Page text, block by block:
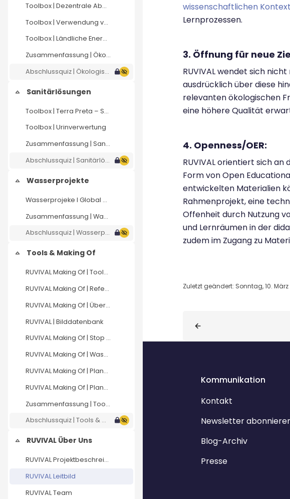
Toolbox | Dezentrale Abwasseraufbereitung
Toolbox | Verwendung von Bioabfall
Toolbox | Ländliche Energiesysteme
Zusammenfassung | Ökologisch Bauen
Abschlussquiz | Ökologisch Bauen
Einklappen
Sanitärlösungen
Toolbox | Terra Preta – Sanitäranlagen
Toolbox | Urinverwertung
Zusammenfassung | Sanitärlösungen
Abschlussquiz | Sanitärlösungen
Einklappen
Wasserprojekte
Wasserprojeke I Global Water Dances
Zusammenfassung | Wasserprojekte
Abschlussquiz | Wasserprojekte
Einklappen
Tools & Making Of
RUVIVAL Making Of | Toolbox
RUVIVAL Making Of | Referenzen
RUVIVAL Making Of | Übersetzen
RUVIVAL | Bilddatenbank
RUVIVAL Making Of | Stop Motion Videos
RUVIVAL Making Of | Wasserprojekte
RUVIVAL Making Of | Planspiel – technische Umsetzung
RUVIVAL Making Of | Planspiel – didaktische Umsetzung
Zusammenfassung | Tools & Making Of
Abschlussquiz | Tools & Making Of
Einklappen
RUVIVAL Über Uns
RUVIVAL Projektbeschreibung
RUVIVAL Leitbild
RUVIVAL Team
wissenschaftlichen Kontext
Lernprozessen.
3. Öffnung für neue
RUVIVAL wendet sich
ausdrücklich über diese
relevanten ökologischen
eine höhere Qualität
4. Openness/OER:
RUVIVAL orientiert sich
Form von Open
entwickelten Materialien
Rahmenprojekt, eine
Offenheit durch Nutzung
und Lernräumen in der
zudem im Zugang zu
Zuletzt geändert: Sonntag, 10. März
Blöcke
Kommunikation
Kontakt
Newsletter
Blog-Archiv
Presse